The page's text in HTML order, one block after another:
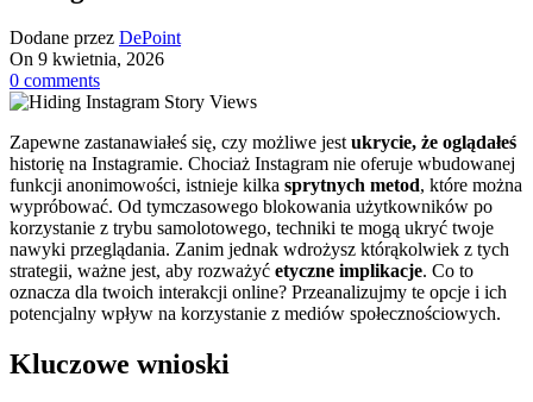
Dodane przez DePoint
On 9 kwietnia, 2026
0 comments
Zapewne zastanawiałeś się, czy możliwe jest ukrycie, że oglądałeś
historię na Instagramie. Chociaż Instagram nie oferuje wbudowanej
funkcji anonimowości, istnieje kilka sprytnych metod, które można
wypróbować. Od tymczasowego blokowania użytkowników po
korzystanie z trybu samolotowego, techniki te mogą ukryć twoje
nawyki przeglądania. Zanim jednak wdrożysz którąkolwiek z tych
strategii, ważne jest, aby rozważyć etyczne implikacje. Co to
oznacza dla twoich interakcji online? Przeanalizujmy te opcje i ich
potencjalny wpływ na korzystanie z mediów społecznościowych.
Kluczowe wnioski